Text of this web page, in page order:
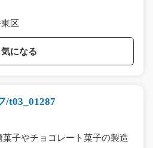
区
気になる
/t03_01287
子やチョコレート菓子の製造